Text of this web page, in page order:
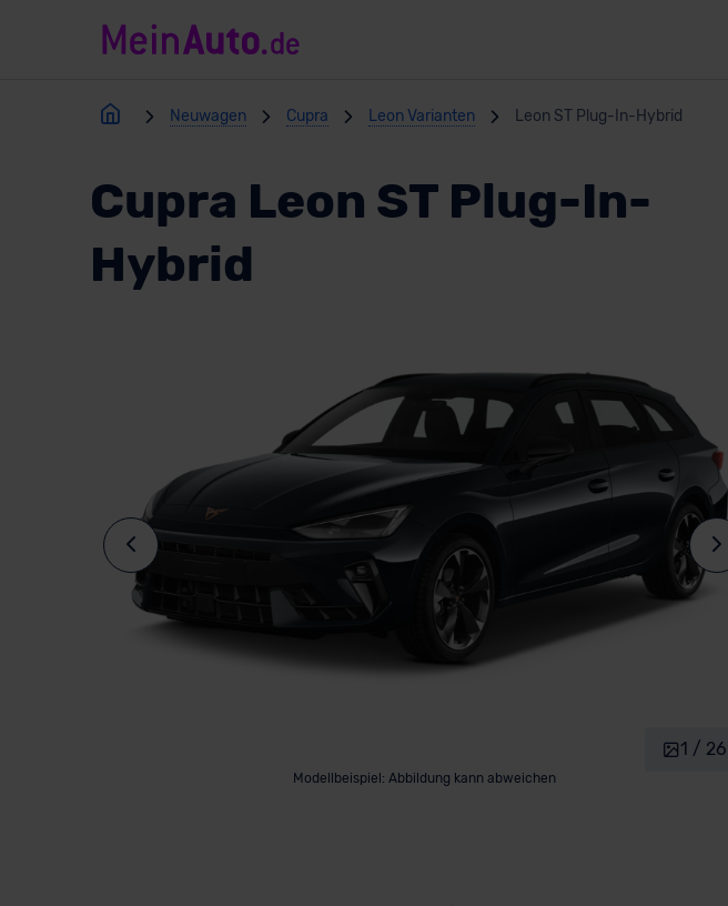
Neuwagen Cupra Leon Varianten Leon ST Plug-In-Hybrid
Cupra Leon ST Plug-In-
Hybrid
Modellbeispiel: Abbildung kann abweichen
1 / 26